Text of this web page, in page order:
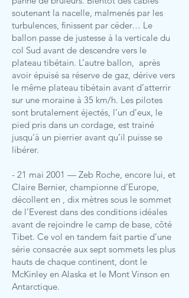
soutenant la nacelle, malmenés par les
turbulences, finissent par céder… Le
ballon passe de justesse à la verticale du
col Sud avant de descendre vers le
plateau tibétain. L’autre ballon, après
avoir épuisé sa réserve de gaz, dérive vers
le même plateau tibétain avant d’atterrir
sur une moraine à 35 km/h. Les pilotes
sont brutalement éjectés, l’un d’eux, le
pied pris dans un cordage, est trainé
jusqu’à un pierrier avant qu’il puisse se
libérer.
- 21 mai 2001 — Zeb Roche, encore lui, et
Claire Bernier, championne d’Europe,
décollent en , dix mètres sous le sommet
de l’Everest dans des conditions idéales
avant de rejoindre le camp de base, côté
Tibet. Ce vol en tandem fait partie d’une
série consacrée aux sept sommets les plus
hauts de chaque continent, dont le
McKinley en Alaska et le Mont Vinson en
Antarctique.